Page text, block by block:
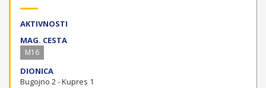
AKTIVNOSTI
MAG. CESTA
M16
DIONICA
Bugojno 2 - Kupres 1